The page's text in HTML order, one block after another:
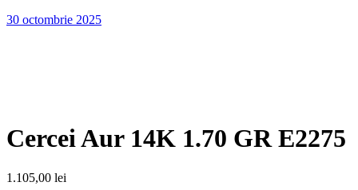
30 octombrie 2025
Cercei Aur 14K 1.70 GR E2275
1.105,00 lei